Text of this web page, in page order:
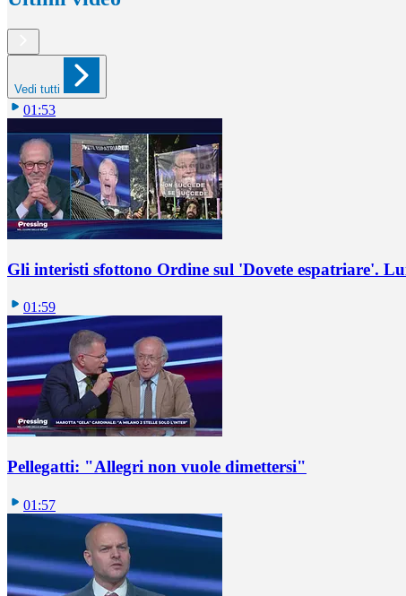
Vedi tutti
01:53
Gli interisti sfottono Ordine sul 'Dovete espatriare'.
01:59
Pellegatti: "Allegri non vuole dimettersi"
01:57